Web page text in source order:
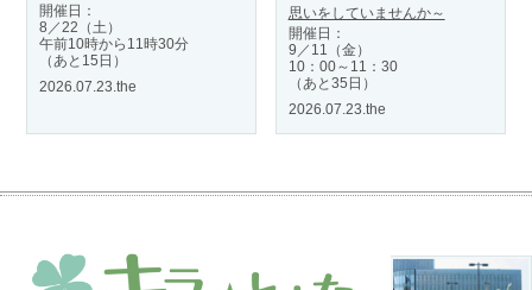
開催日：
8／22（土）
午前10時から11時30分
（あと15日）
2026.07.23.the
思いをしていませんか～
開催日：
9／11（金）
10：00～11：30
（あと35日）
2026.07.23.the